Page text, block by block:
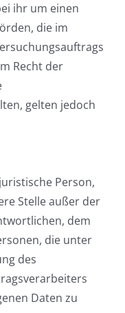
ihr um einen
die im
Recht der
gelten jedoch
Person,
Stelle außer der
dem
die unter
des
Daten zu